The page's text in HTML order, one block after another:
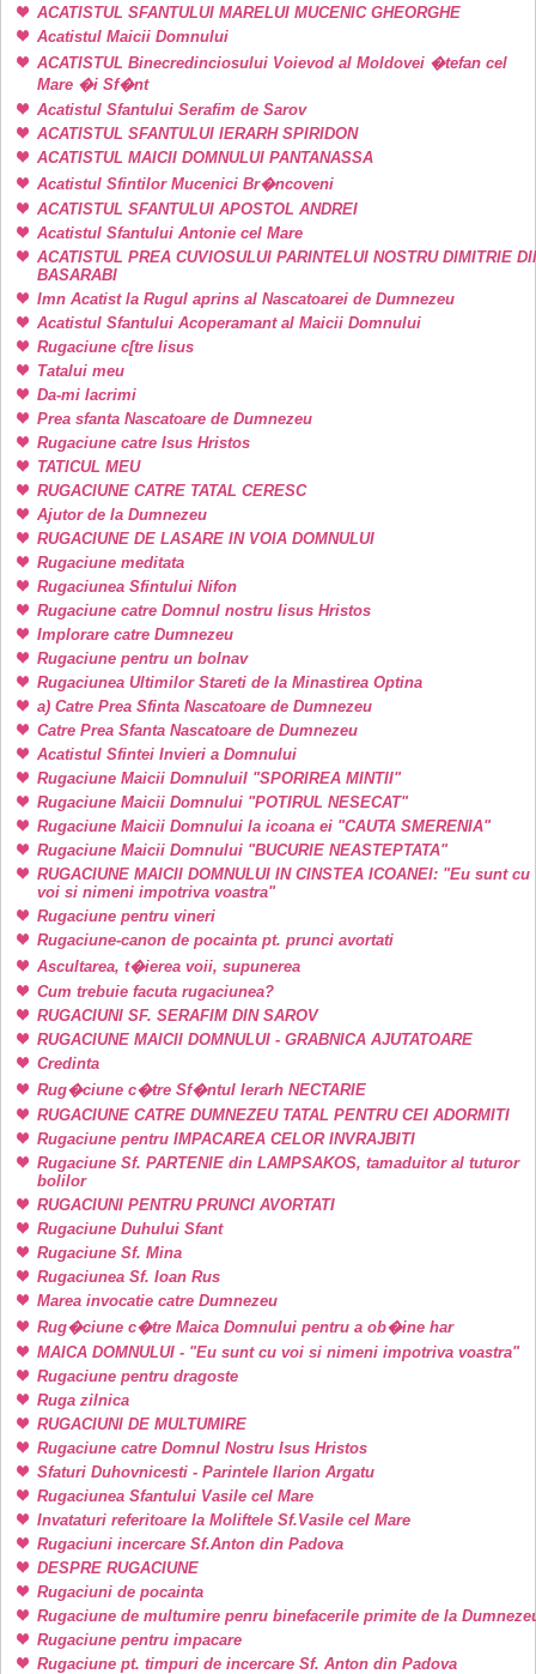
ACATISTUL SFANTULUI MARELUI MUCENIC GHEORGHE
Acatistul Maicii Domnului
ACATISTUL Binecredinciosului Voievod al Moldovei �tefan cel
Mare �i Sf�nt
Acatistul Sfantului Serafim de Sarov
ACATISTUL SFANTULUI IERARH SPIRIDON
ACATISTUL MAICII DOMNULUI PANTANASSA
Acatistul Sfintilor Mucenici Br�ncoveni
ACATISTUL SFANTULUI APOSTOL ANDREI
Acatistul Sfantului Antonie cel Mare
ACATISTUL PREA CUVIOSULUI PARINTELUI NOSTRU DIMITRIE
BASARABI
Imn Acatist la Rugul aprins al Nascatoarei de Dumnezeu
Acatistul Sfantului Acoperamant al Maicii Domnului
Rugaciune c[tre Iisus
Tatalui meu
Da-mi lacrimi
Prea sfanta Nascatoare de Dumnezeu
Rugaciune catre Isus Hristos
TATICUL MEU
RUGACIUNE CATRE TATAL CERESC
Ajutor de la Dumnezeu
RUGACIUNE DE LASARE IN VOIA DOMNULUI
Rugaciune meditata
Rugaciunea Sfintului Nifon
Rugaciune catre Domnul nostru Iisus Hristos
Implorare catre Dumnezeu
Rugaciune pentru un bolnav
Rugaciunea Ultimilor Stareti de la Minastirea Optina
a) Catre Prea Sfinta Nascatoare de Dumnezeu
Catre Prea Sfanta Nascatoare de Dumnezeu
Acatistul Sfintei Invieri a Domnului
Rugaciune Maicii DomnuluiI "SPORIREA MINTII"
Rugaciune Maicii Domnului "POTIRUL NESECAT"
Rugaciune Maicii Domnului la icoana ei "CAUTA SMERENIA"
Rugaciune Maicii Domnului "BUCURIE NEASTEPTATA"
RUGACIUNE MAICII DOMNULUI IN CINSTEA ICOANEI: "Eu sunt cu
voi si nimeni impotriva voastra"
Rugaciune pentru vineri
Rugaciune-canon de pocainta pt. prunci avortati
Ascultarea, t�ierea voii, supunerea
Cum trebuie facuta rugaciunea?
RUGACIUNI SF. SERAFIM DIN SAROV
RUGACIUNE MAICII DOMNULUI - GRABNICA AJUTATOARE
Credinta
Rug�ciune c�tre Sf�ntul Ierarh NECTARIE
RUGACIUNE CATRE DUMNEZEU TATAL PENTRU CEI ADORMITI
Rugaciune pentru IMPACAREA CELOR INVRAJBITI
Rugaciune Sf. PARTENIE din LAMPSAKOS, tamaduitor al tuturor
bolilor
RUGACIUNI PENTRU PRUNCI AVORTATI
Rugaciune Duhului Sfant
Rugaciune Sf. Mina
Rugaciunea Sf. Ioan Rus
Marea invocatie catre Dumnezeu
Rug�ciune c�tre Maica Domnului pentru a ob�ine har
MAICA DOMNULUI - "Eu sunt cu voi si nimeni impotriva voastra"
Rugaciune pentru dragoste
Ruga zilnica
RUGACIUNI DE MULTUMIRE
Rugaciune catre Domnul Nostru Isus Hristos
Sfaturi Duhovnicesti - Parintele Ilarion Argatu
Rugaciunea Sfantului Vasile cel Mare
Invataturi referitoare la Moliftele Sf.Vasile cel Mare
Rugaciuni incercare Sf.Anton din Padova
DESPRE RUGACIUNE
Rugaciuni de pocainta
Rugaciune de multumire penru binefacerile primite de la
Rugaciune pentru impacare
Rugaciune pt. timpuri de incercare Sf. Anton din Padova